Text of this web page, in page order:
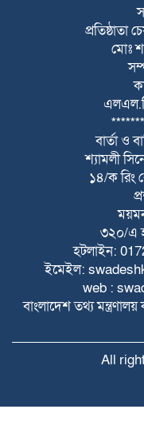
চীফ
প্রতিষ্ঠাতা
মোঃ
বার্তা ও
শ্যামলী
১৪/ক রিং
৩২০/এ
হটলাইন:
ইমেইল:
web :
বাংলাদেশ তথ্য
All